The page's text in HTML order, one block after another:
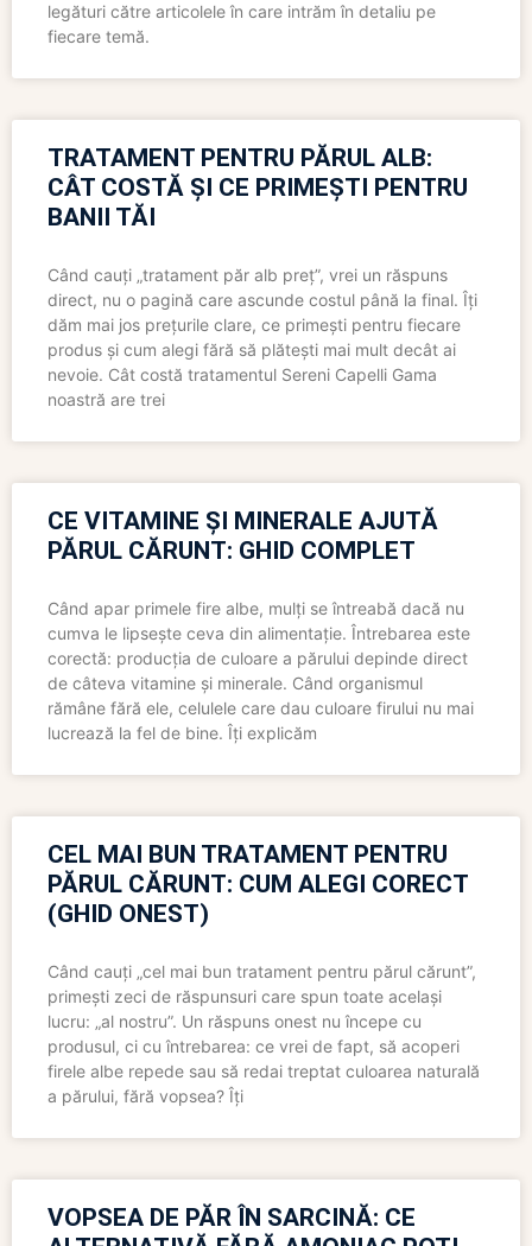
legături către articolele în care intrăm în detaliu pe
fiecare temă.
TRATAMENT PENTRU PĂRUL ALB:
CÂT COSTĂ ȘI CE PRIMEȘTI PENTRU
BANII TĂI
Când cauți „tratament păr alb preț”, vrei un răspuns
direct, nu o pagină care ascunde costul până la final. Îți
dăm mai jos prețurile clare, ce primești pentru fiecare
produs și cum alegi fără să plătești mai mult decât ai
nevoie. Cât costă tratamentul Sereni Capelli Gama
noastră are trei
CE VITAMINE ȘI MINERALE AJUTĂ
PĂRUL CĂRUNT: GHID COMPLET
Când apar primele fire albe, mulți se întreabă dacă nu
cumva le lipsește ceva din alimentație. Întrebarea este
corectă: producția de culoare a părului depinde direct
de câteva vitamine și minerale. Când organismul
rămâne fără ele, celulele care dau culoare firului nu mai
lucrează la fel de bine. Îți explicăm
CEL MAI BUN TRATAMENT PENTRU
PĂRUL CĂRUNT: CUM ALEGI CORECT
(GHID ONEST)
Când cauți „cel mai bun tratament pentru părul cărunt”,
primești zeci de răspunsuri care spun toate același
lucru: „al nostru”. Un răspuns onest nu începe cu
produsul, ci cu întrebarea: ce vrei de fapt, să acoperi
firele albe repede sau să redai treptat culoarea naturală
a părului, fără vopsea? Îți
VOPSEA DE PĂR ÎN SARCINĂ: CE